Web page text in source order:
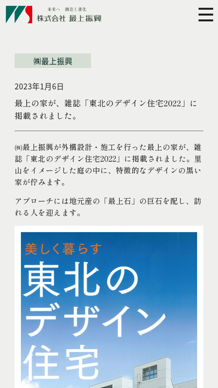
㈱最上振興
2023年1月6日
最上の家が、雑誌「東北のデザイン住宅2022」に
掲載されました。
㈱最上振興が外構設計・施工を行った最上の家が、雑
誌「東北のデザイン住宅2022」に掲載されました。里
山をイメージした庭の中に、特徴的なデザインの黒い
家が佇みます。
アプローチには地元産の「最上石」の巨石を配し、訪
れる人を迎えます。